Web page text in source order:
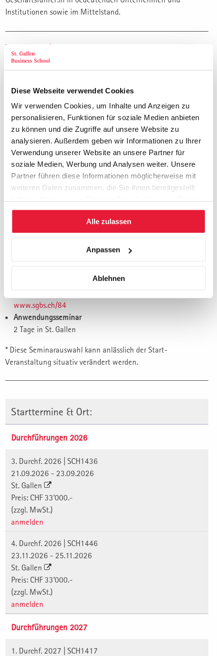
Diese Webseite verwendet Cookies
Wir verwenden Cookies, um Inhalte und Anzeigen zu
personalisieren, Funktionen für soziale Medien anbieten
zu können und die Zugriffe auf unsere Website zu
analysieren. Außerdem geben wir Informationen zu Ihrer
Verwendung unserer Website an unsere Partner für
soziale Medien, Werbung und Analysen weiter. Unsere
Partner führen diese Informationen möglicherweise mit
weiteren Daten zusammen, die Sie ihnen bereitgestellt
gesammelt haben.
Alle zulassen
Anpassen
Ablehnen
Institutionen sowie im Mittelstand.
Veranstalter
Themen
Total 27 Seminar-/Präsenztage, verteilt auf 8 Durchführungen.
General Management für Executives
www.sgbs.ch/19
Finanzmanagement für Executives
www.sgbs.ch/51
www.sgbs.ch/75
www.sgbs.ch/73
www.sgbs.ch/84
Anwendungsseminar
2 Tage in St. Gallen
* Diese Seminarauswahl kann anlässlich der Start-
Veranstaltung situativ verändert werden.
Starttermine & Ort:
Durchführungen 2026
3. Durchf. 2026 | SCH1436
21.09.2026 - 23.09.2026
St. Gallen
Preis: CHF 33'000.-
(zzgl. MwSt.)
anmelden
4. Durchf. 2026 | SCH1446
23.11.2026 - 25.11.2026
St. Gallen
Preis: CHF 33'000.-
(zzgl. MwSt.)
anmelden
Durchführungen 2027
1. Durchf. 2027 | SCH1417